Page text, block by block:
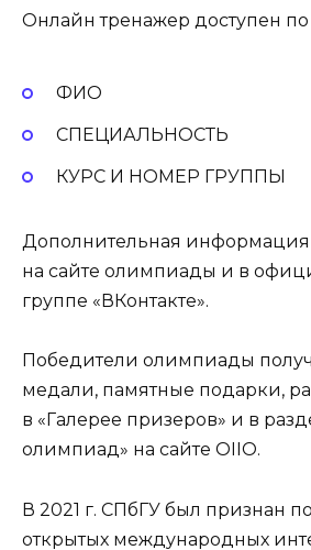
Онлайн тренажер доступен по
ФИО
СПЕЦИАЛЬНОСТЬ
КУРС И НОМЕР ГРУППЫ
Дополнительная информация
на сайте олимпиады и в
группе «ВКонтакте».
Победители олимпиады
медали, памятные подарки,
в «Галерее призеров» и в
олимпиад» на сайте OIIO.
В 2021 г. СПбГУ был признан
открытых международных